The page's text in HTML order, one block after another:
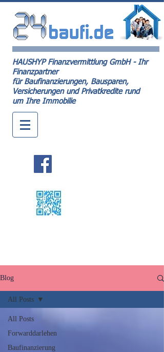
HAUSHYP Finanzvermittlung GmbH - Ihr
Finanzpartner
für Baufinanzierungen, Bausparen,
Versicherungen und Privatkredite rund
um Ihre Immobilie
Blog
All Posts
Forwarddarlehen
Baufinanzierung
All Posts